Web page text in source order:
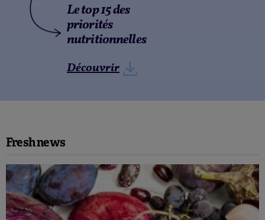
Le top 15 des
priorités
nutritionnelles
Découvrir
Fresh news